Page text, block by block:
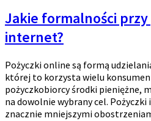
Jakie formalności przy
internet?
Pożyczki online są formą
której to korzysta wielu
pożyczkobiorcy środki pieniężne,
na dowolnie wybrany cel.
znacznie mniejszymi